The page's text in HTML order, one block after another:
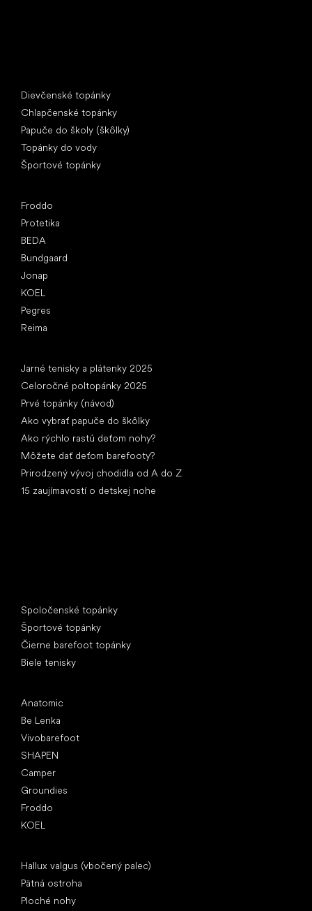
Dievčenské topánky
Chlapčenské topánky
Papuče do školy (škôlky)
Topánky do vody
Športové topánky
Froddo
Protetika
BEDA
Bundgaard
Jonap
KOEL
Pegres
Reima
Jarné tenisky a plátenky 2025
Celoročné poltopánky 2025
Prvé topánky (návod)
Ako vybrať papuče do škôlky
Ako rýchlo rastú deťom nohy?
Môžete dať deťom barefooty?
Prirodzený vývoj chodidla od A do Z
15 zaujímavostí o detskej nohe
Spoločenské topánky
Športové topánky
Čierne barefoot topánky
Biele tenisky
Anatomic
Be Lenka
Vivobarefoot
SHAPEN
Camper
Groundies
Froddo
KOEL
Hallux valgus (vbočený palec)
Pätná ostroha
Ploché nohy